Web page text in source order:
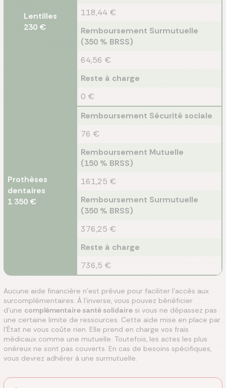
Lentilles
230 €
118,44 €
Remboursement Surmutuelle
(350 % BRSS)
64,56 €
Reste à charge
0 €
Prothèses
dentaires
1 350 €
Remboursement Sécurité sociale
76 €
Remboursement Mutuelle
(150 % BRSS)
161,25 €
Remboursement Surmutuelle
(350 % BRSS)
376,25 €
Reste à charge
736,5 €
Aucune aide financière n'est prévue pour faciliter l'accès aux
surcomplémentaires. À l'inverse, vous pouvez bénéficier
d'une complémentaire santé solidaire si vous ne dépassez pas
une certaine limite de ressources. Cette aide mise en place par
l'État ne vous coûte rien. Elle prend en charge vos frais
médicaux comme une mutuelle. Toutefois, les actes les plus
onéreux ne sont pas couverts. En cas de besoins spécifiques,
vous devrez adhérer à une surmutuelle.